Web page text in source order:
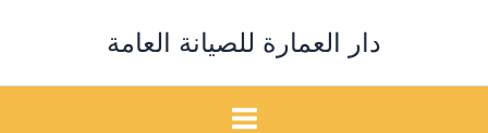
دار العمارة للصيانة العامة